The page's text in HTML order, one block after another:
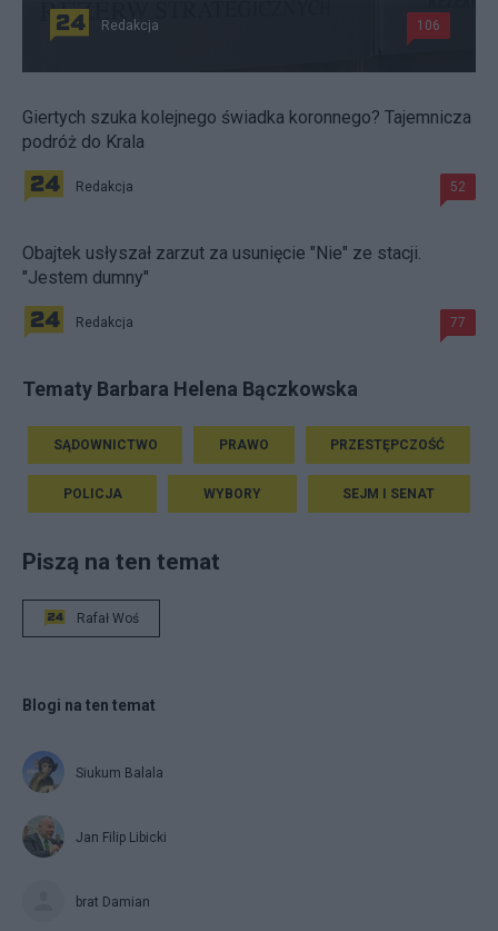
Redakcja 106
Giertych szuka kolejnego świadka koronnego? Tajemnicza
podróż do Krala
Redakcja 52
Obajtek usłyszał zarzut za usunięcie "Nie" ze stacji.
"Jestem dumny"
Redakcja 77
Tematy Barbara Helena Bączkowska
SĄDOWNICTWO PRAWO PRZESTĘPCZOŚĆ
POLICJA WYBORY SEJM I SENAT
Piszą na ten temat
Rafał Woś
Blogi na ten temat
Siukum Balala
Jan Filip Libicki
brat Damian